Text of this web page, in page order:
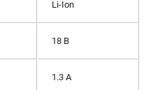
Li-Ion
18 В
1.3 A